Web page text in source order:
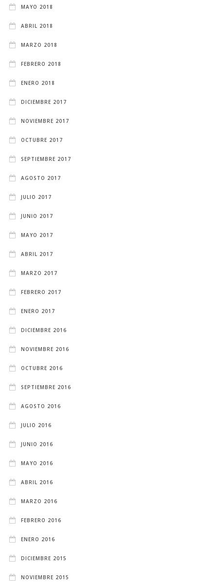
MAYO 2018
ABRIL 2018
MARZO 2018
FEBRERO 2018
ENERO 2018
DICIEMBRE 2017
NOVIEMBRE 2017
OCTUBRE 2017
SEPTIEMBRE 2017
AGOSTO 2017
JULIO 2017
JUNIO 2017
MAYO 2017
ABRIL 2017
MARZO 2017
FEBRERO 2017
ENERO 2017
DICIEMBRE 2016
NOVIEMBRE 2016
OCTUBRE 2016
SEPTIEMBRE 2016
AGOSTO 2016
JULIO 2016
JUNIO 2016
MAYO 2016
ABRIL 2016
MARZO 2016
FEBRERO 2016
ENERO 2016
DICIEMBRE 2015
NOVIEMBRE 2015